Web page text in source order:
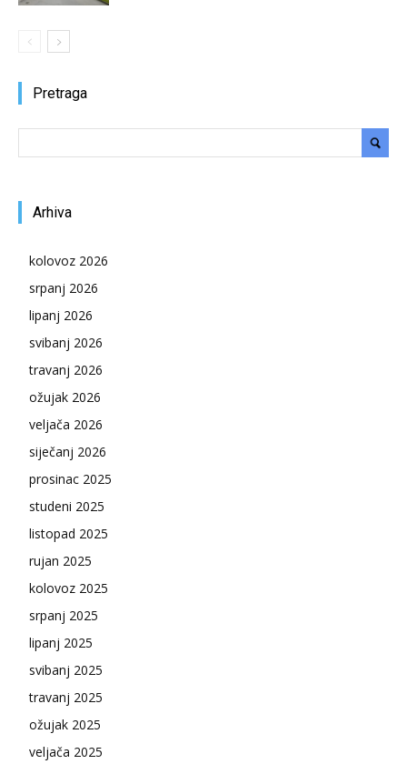
Pretraga
Arhiva
kolovoz 2026
srpanj 2026
lipanj 2026
svibanj 2026
travanj 2026
ožujak 2026
veljača 2026
siječanj 2026
prosinac 2025
studeni 2025
listopad 2025
rujan 2025
kolovoz 2025
srpanj 2025
lipanj 2025
svibanj 2025
travanj 2025
ožujak 2025
veljača 2025